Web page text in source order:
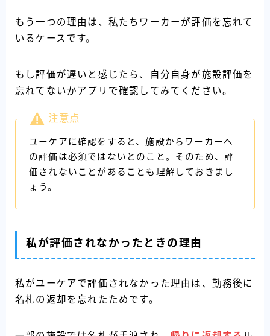
もう一つの理由は、私たちワーカーが評価を忘れて
いるケースです。
もし評価が遅いと感じたら、自分自身が施設評価を
忘れてないかアプリで確認してみてください。
注意点
ユーケアに確認をすると、施設からワーカーへ
の評価は必須ではないとのこと。そのため、評
価されないことがあることも理解しておきまし
ょう。
私が評価されなかったときの理由
私がユーケアで評価されなかった理由は、勤務後に
名札の返却を忘れたためです。